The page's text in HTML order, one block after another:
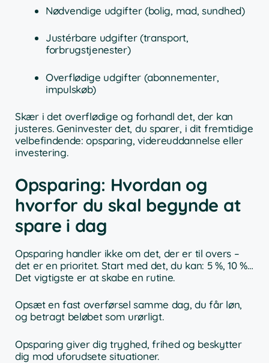
Nødvendige udgifter (bolig, mad, sundhed)
Justérbare udgifter (transport,
forbrugstjenester)
Overflødige udgifter (abonnementer,
impulskøb)
Skær i det overflødige og forhandl det, der kan
justeres. Geninvester det, du sparer, i dit fremtidige
velbefindende: opsparing, videreuddannelse eller
investering.
Opsparing: Hvordan og
hvorfor du skal begynde at
spare i dag
Opsparing handler ikke om det, der er til overs –
det er en prioritet. Start med det, du kan: 5 %, 10 %…
Det vigtigste er at skabe en rutine.
Opsæt en fast overførsel samme dag, du får løn,
og betragt beløbet som urørligt.
Opsparing giver dig tryghed, frihed og beskytter
dig mod uforudsete situationer.